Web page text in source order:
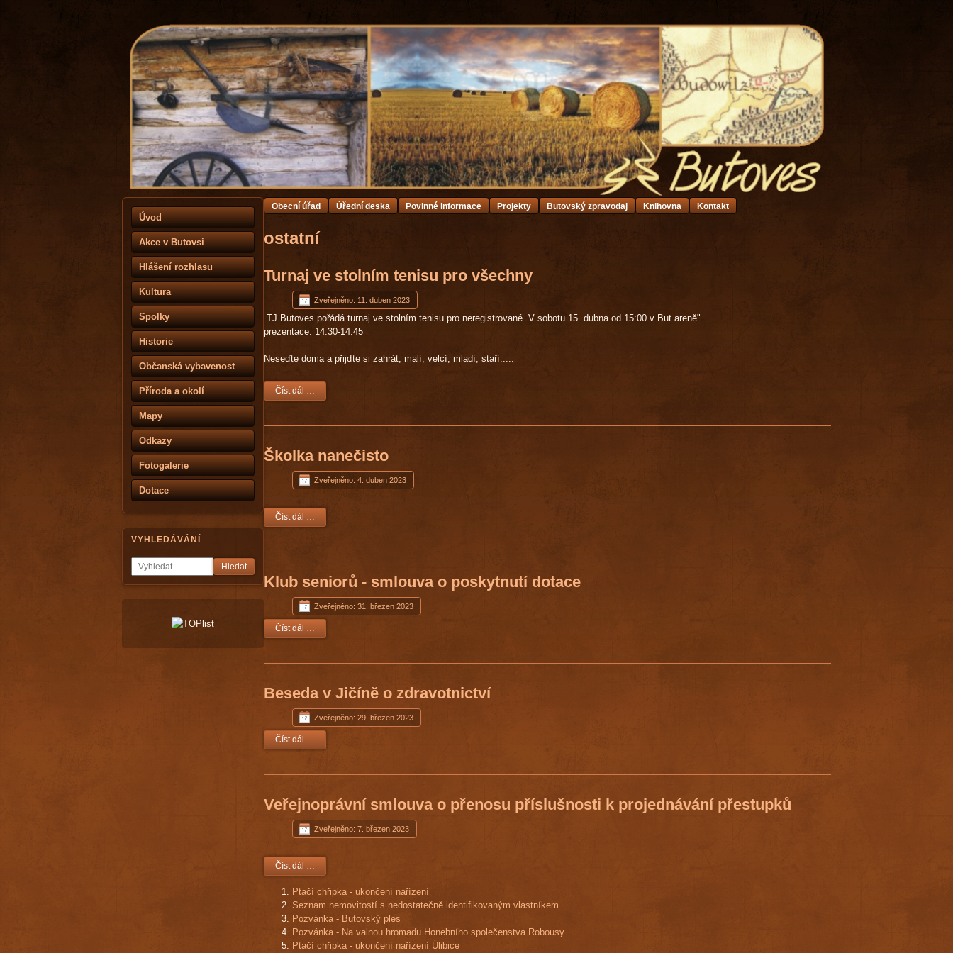
Úvod
Akce v Butovsi
Hlášení rozhlasu
Kultura
Spolky
Historie
Občanská vybavenost
Příroda a okolí
Mapy
Odkazy
Fotogalerie
Dotace
VYHLEDÁVÁNÍ
Hledat
Obecní úřad Úřední deska Povinné informace Projekty Butovský zpravodaj Knihovna Kontakt
ostatní
Turnaj ve stolním tenisu pro všechny
Zveřejněno: 11. duben 2023
TJ Butoves pořádá turnaj ve stolním tenisu pro neregistrované. V sobotu 15. dubna od 15:00 v But areně".
prezentace: 14:30-14:45
Neseďte doma a přijďte si zahrát, malí, velcí, mladí, staří.....
Číst dál …
Školka nanečisto
Zveřejněno: 4. duben 2023
Číst dál …
Klub seniorů - smlouva o poskytnutí dotace
Zveřejněno: 31. březen 2023
Číst dál …
Beseda v Jičíně o zdravotnictví
Zveřejněno: 29. březen 2023
Číst dál …
Veřejnoprávní smlouva o přenosu příslušnosti k projednávání přestupků
Zveřejněno: 7. březen 2023
Číst dál …
Ptačí chřipka - ukončení nařízení
Seznam nemovitostí s nedostatečně identifikovaným vlastníkem
Pozvánka - Butovský ples
Pozvánka - Na valnou hromadu Honebního společenstva Robousy
Ptačí chřipka - ukončení nařízení Úlibice